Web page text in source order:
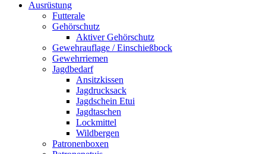
Ausrüstung
Futterale
Gehörschutz
Aktiver Gehörschutz
Gewehrauflage / Einschießbock
Gewehrriemen
Jagdbedarf
Ansitzkissen
Jagdrucksack
Jagdschein Etui
Jagdtaschen
Lockmittel
Wildbergen
Patronenboxen